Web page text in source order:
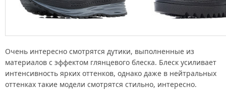
Очень интересно смотрятся дутики, выполненные из
материалов с эффектом глянцевого блеска. Блеск усиливает
интенсивность ярких оттенков, однако даже в нейтральных
оттенках такие модели смотрятся стильно, интересно.